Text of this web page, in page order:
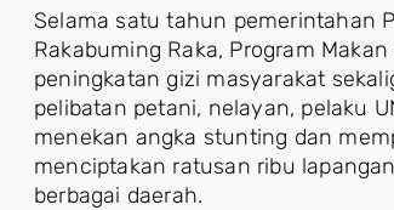
Selama satu tahun pemerintahan
Rakabuming Raka, Program
peningkatan gizi masyarakat
pelibatan petani, nelayan, pelaku
menekan angka stunting dan
menciptakan ratusan ribu
berbagai daerah.